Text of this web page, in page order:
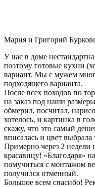
Мария и Григорий
У нас в доме
поэтому готовые кухни
вариант. Мы с мужем
подходящего варианта.
После всех походов по
на заказ под наши
обмерил, посчитал,
хотелось, и картинка в
скажу, что это самый
вписалась и цвет выбрала
Примерно через 2
красавицу! «Благодаря»
помучиться с монтажом
получился отменный.
Большое всем спасибо!